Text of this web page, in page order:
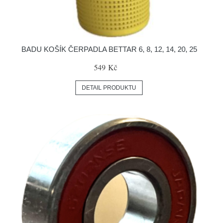
BADU KOŠÍK ČERPADLA BETTAR 6, 8, 12, 14, 20, 25
549 Kč
DETAIL PRODUKTU